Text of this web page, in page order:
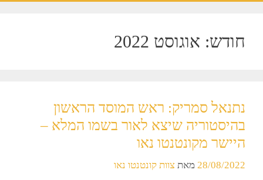
חודש: אוגוסט 2022
נתנאל סמריק: ראש המוסד הראשון
בהיסטוריה שיצא לאור בשמו המלא –
היישר מקונטנטו נאו
28/08/2022 מאת צוות קונטנטו נאו